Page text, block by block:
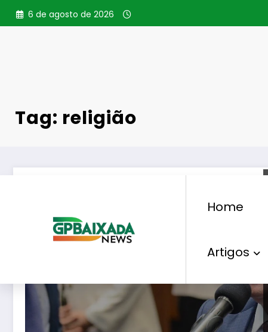
Pular
para
6 de agosto de 2026
Home
Artigos
Tag: religião